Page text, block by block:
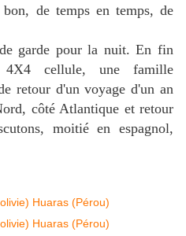
de temps en temps, de
pour la nuit. En fin
4X4 cellule, une famille
retour d'un voyage d'un an
côté Atlantique et retour
moitié en espagnol,